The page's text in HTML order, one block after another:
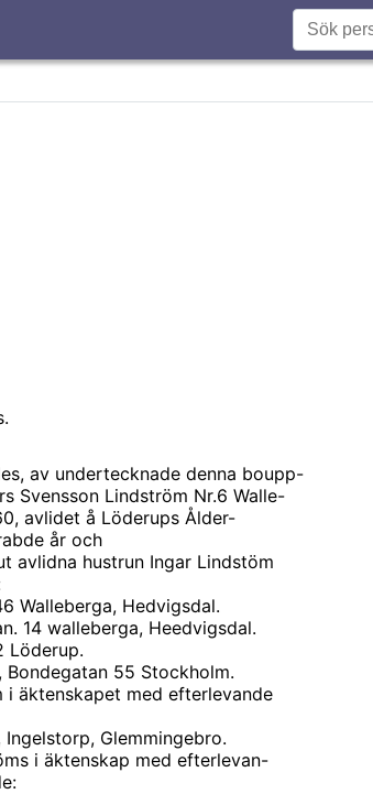
av undertecknade denna boupp-
Svensson Lindström Nr.6 Walle-
avlidet å Löderups Ålder-
år och
avlidna hustrun Ingar Lindstöm
Walleberga, Hedvigsdal.
14 walleberga, Heedvigsdal.
Löderup.
55 Stockholm.
i äktenskapet med efterlevande
Glemmingebro.
i äktenskap med efterlevan-